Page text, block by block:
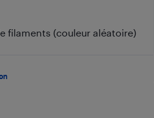
filaments (couleur aléatoire)